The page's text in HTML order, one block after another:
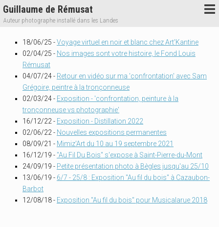
Guillaume de Rémusat
Auteur photographe installé dans les Landes
18/06/25 -Voyage virtuel en noir et blanc chez Art'Kantine
02/04/25 - Nos images sont votre histoire, le Fond Louis
Rémusat
04/07/24 - Retour en vidéo sur ma 'confrontation' avec Sam
Grégoire, peintre à la tronçonneuse
02/03/24 - Exposition - 'confrontation, peinture à la
tronçonneuse vs photographie'
16/12/22 - Exposition - Distillation 2022
02/06/22 - Nouvelles expositions permanentes
08/09/21 - Mimiz'Art du 10 au 19 septembre 2021
16/12/19 - "Au Fil Du Bois" s'expose à Saint-Pierre-du-Mont
24/09/19 - Petite présentation photo à Bègles jusqu'au 25/10
13/06/19 - 6/7 - 25/8 : Exposition "Au fil du bois" à Cazaubon-
Barbot
12/08/18 - Exposition "Au fil du bois" pour Musicalarue 2018